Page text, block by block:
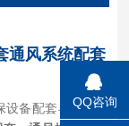
风系统配套
设备配套与通风工
QQ咨询